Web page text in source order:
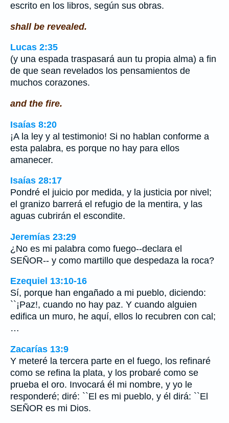
escrito en los libros, según sus obras.
shall be revealed.
Lucas 2:35
(y una espada traspasará aun tu propia alma) a fin
de que sean revelados los pensamientos de
muchos corazones.
and the fire.
Isaías 8:20
¡A la ley y al testimonio! Si no hablan conforme a
esta palabra, es porque no hay para ellos
amanecer.
Isaías 28:17
Pondré el juicio por medida, y la justicia por nivel;
el granizo barrerá el refugio de la mentira, y las
aguas cubrirán el escondite.
Jeremías 23:29
¿No es mi palabra como fuego--declara el
SEÑOR-- y como martillo que despedaza la roca?
Ezequiel 13:10-16
Sí, porque han engañado a mi pueblo, diciendo:
``¡Paz!, cuando no hay paz. Y cuando alguien
edifica un muro, he aquí, ellos lo recubren con cal;
…
Zacarías 13:9
Y meteré la tercera parte en el fuego, los refinaré
como se refina la plata, y los probaré como se
prueba el oro. Invocará él mi nombre, y yo le
responderé; diré: ``El es mi pueblo, y él dirá: ``El
SEÑOR es mi Dios.